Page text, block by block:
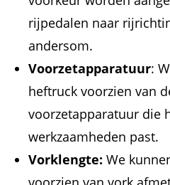
rijpedalen naar
andersom.
Voorzetapparatuur:
heftruck voorzien van
voorzetapparatuur die
werkzaamheden past.
Vorklengte: We